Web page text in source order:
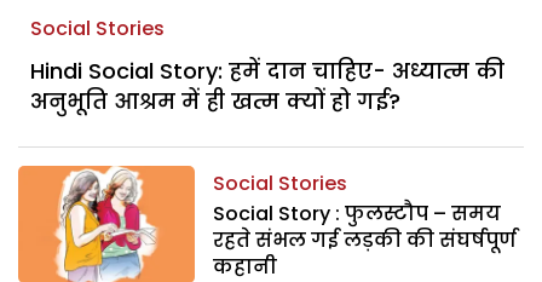
Social Stories
Hindi Social Story: हमें दान चाहिए- अध्यात्म की
अनुभूति आश्रम में ही खत्म क्यों हो गई?
Social Stories
Social Story : फुलस्टौप – समय
रहते संभल गई लड़की की संघर्षपूर्ण
कहानी